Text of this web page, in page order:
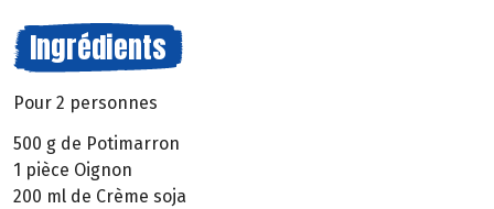
Ingrédients
Pour 2 personnes
500 g de Potimarron
1 pièce Oignon
200 ml de Crème soja